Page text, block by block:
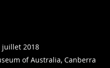
juillet 2018
of Australia, Canberra